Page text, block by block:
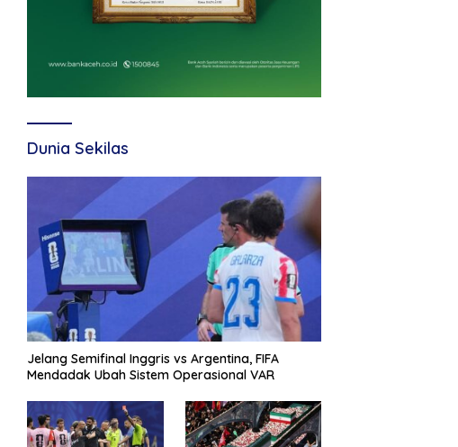
Dunia Sekilas
Jelang Semifinal Inggris vs Argentina, FIFA
Mendadak Ubah Sistem Operasional VAR